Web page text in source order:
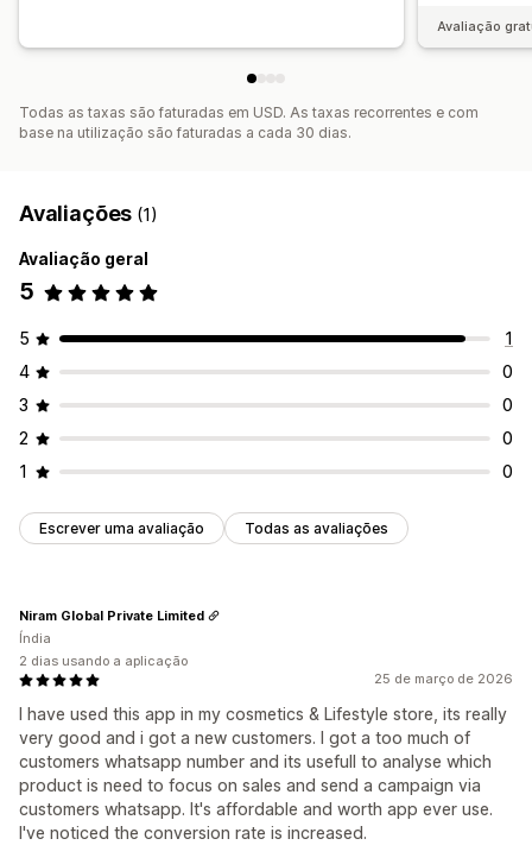
Avaliação
Todas as taxas são faturadas em USD. As taxas recorrentes e com
base na utilização são faturadas a cada 30 dias.
Avaliações (1)
Avaliação geral
5
5
1
4
0
3
0
2
0
1
0
Escrever uma avaliação Todas as avaliações
25 de março de 2026
I have used this app in my cosmetics & Lifestyle store, its really
very good and i got a new customers. I got a too much of
customers whatsapp number and its usefull to analyse which
product is need to focus on sales and send a campaign via
customers whatsapp. It's affordable and worth app ever use.
I've noticed the conversion rate is increased.
Niram Global Private Limited
Índia
2 dias usando a aplicação